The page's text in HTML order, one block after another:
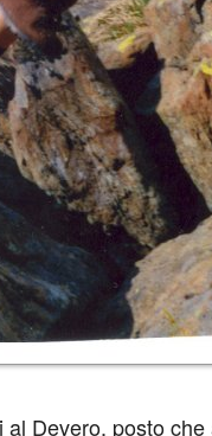
Devero, posto